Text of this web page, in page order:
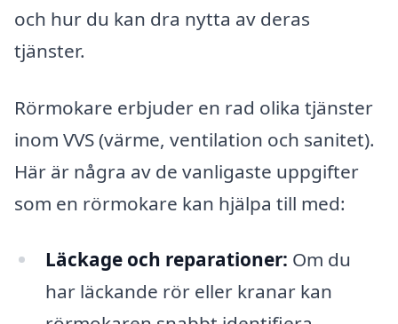
och hur du kan dra nytta av deras
tjänster.
Rörmokare erbjuder en rad olika tjänster
inom VVS (värme, ventilation och sanitet).
Här är några av de vanligaste uppgifter
som en rörmokare kan hjälpa till med:
Läckage och reparationer: Om du
har läckande rör eller kranar kan